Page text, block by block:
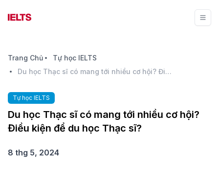
Trang Chủ
Tự học IELTS
Du học Thạc sĩ có mang tới nhiều cơ hội? Điều kiện để du học Thạc sĩ?
Tự học IELTS
Du học Thạc sĩ có mang tới nhiều cơ hội?
Điều kiện để du học Thạc sĩ?
8 thg 5, 2024